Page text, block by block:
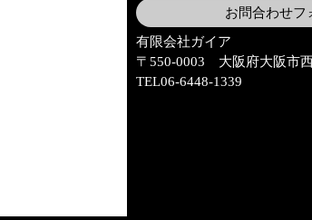
お問合わせフ
有限会社ガイア
〒550-0003 大阪府大阪市
TEL06-6448-1339